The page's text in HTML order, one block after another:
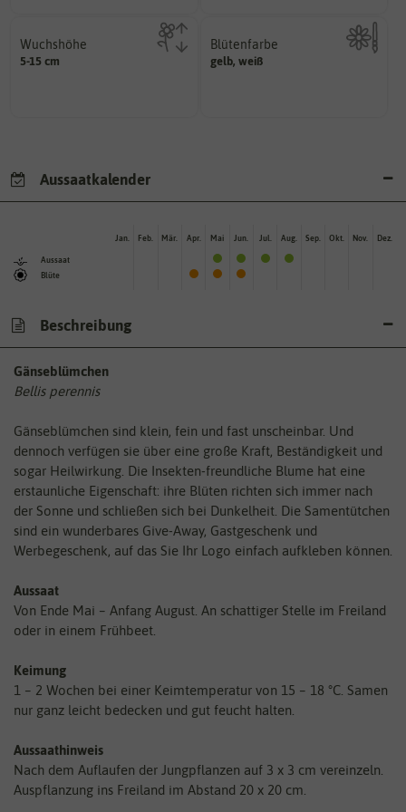
Wuchshöhe
5-15 cm
kann unter Idealumständen
diese Größe erreichen.
Blütenfarbe
gelb, weiß
Kann auch mehrfarbig sein.
Aussaatkalender
Aussaat
Blüte
Jan. Feb. Mär. Apr. Mai Jun. Jul. Aug. Sep. Okt. Nov. Dez.
Beschreibung
Gänseblümchen
Bellis perennis
Gänseblümchen sind klein, fein und fast unscheinbar. Und
dennoch verfügen sie über eine große Kraft, Beständigkeit und
sogar Heilwirkung. Die Insekten-freundliche Blume hat eine
erstaunliche Eigenschaft: ihre Blüten richten sich immer nach
der Sonne und schließen sich bei Dunkelheit. Die Samentütchen
sind ein wunderbares Give-Away, Gastgeschenk und
Werbegeschenk, auf das Sie Ihr Logo einfach aufkleben können.
Aussaat
Von Ende Mai – Anfang August. An schattiger Stelle im Freiland
oder in einem Frühbeet.
Keimung
1 – 2 Wochen bei einer Keimtemperatur von 15 – 18 °C. Samen
nur ganz leicht bedecken und gut feucht halten.
Aussaathinweis
Nach dem Auflaufen der Jungpflanzen auf 3 x 3 cm vereinzeln.
Auspflanzung ins Freiland im Abstand 20 x 20 cm.